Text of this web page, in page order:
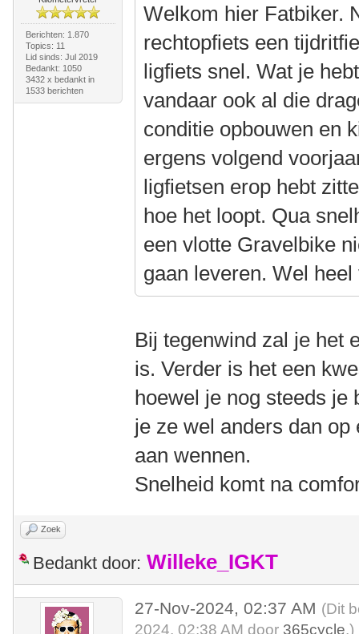
Berichten: 1.870
Topics: 11
Lid sinds: Jul 2019
Bedankt: 1050
3432 x bedankt in
1533 berichten
Welkom hier Fatbiker.
rechtopfiets een
ligfiets snel. Wat je
vandaar ook al die
conditie opbouwen en
ergens volgend
ligfietsen erop hebt
hoe het loopt. Qua
een vlotte Gravelbike
gaan leveren. Wel
Bij tegenwind zal je het
is. Verder is het een
hoewel je nog steeds je
je ze wel anders dan
aan wennen.
Snelheid komt na
Zoek
Bedankt door: Willeke_IGKT
27-Nov-2024, 02:37 AM (Dit
2024, 02:38 AM door 365cycle.)